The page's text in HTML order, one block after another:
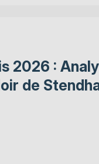
2026 :
de